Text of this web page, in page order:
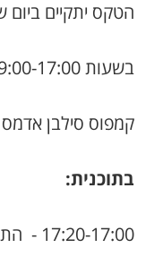
הטקס יתקיים ביום
בשעות 19:00-17:00, בבניין סינדי ומקס מינצברג למכון בן-גוריון לחקר ישראל והציונות (23)
קמפוס סילבן
בתוכנית:
17:20-17:00 - התכנסות